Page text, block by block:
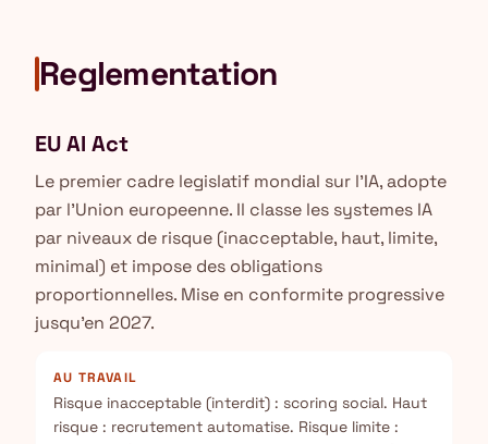
Reglementation
EU AI Act
Le premier cadre legislatif mondial sur l'IA, adopte
par l'Union europeenne. Il classe les systemes IA
par niveaux de risque (inacceptable, haut, limite,
minimal) et impose des obligations
proportionnelles. Mise en conformite progressive
jusqu'en 2027.
AU TRAVAIL
Risque inacceptable (interdit) : scoring social. Haut
risque : recrutement automatise. Risque limite :